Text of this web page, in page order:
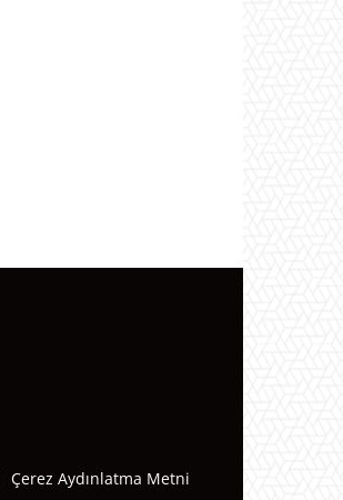
Çerez Aydınlatma Metni